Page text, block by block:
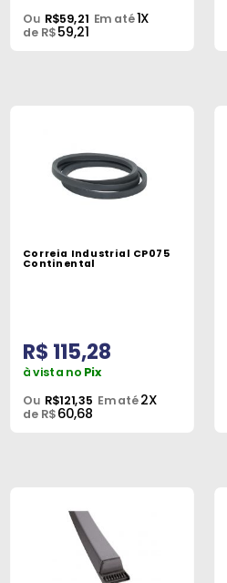
Ou R$59,21 Em até1X
de R$59,21
Correia Industrial CP075
Continental
R$ 115,28
à vista no Pix
Ou R$121,35 Em até2X
de R$60,68